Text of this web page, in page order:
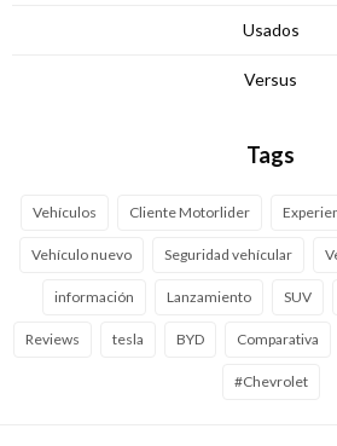
Usados
Versus
Tags
Vehículos Cliente Motorlider
Vehículo nuevo Seguridad vehícular
información Lanzamiento SUV
Reviews tesla BYD Comparativa
#Chevrolet